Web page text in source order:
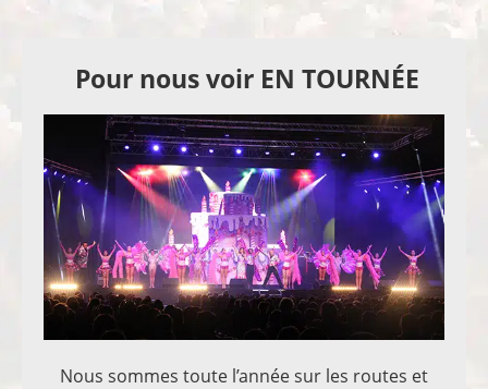
Pour nous voir EN TOURNÉE
Nous sommes toute l’année sur les routes et